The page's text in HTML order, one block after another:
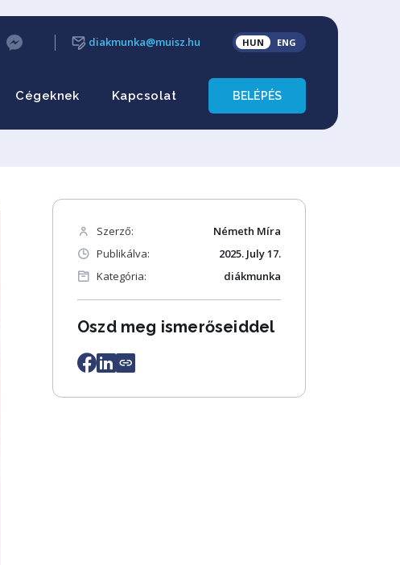
diakmunka@muisz.hu HUN ENG
Cégeknek Kapcsolat BELÉPÉS
Szerző:
Németh Míra
Publikálva:
2025. July 17.
Kategória:
diákmunka
Oszd meg ismerőseiddel